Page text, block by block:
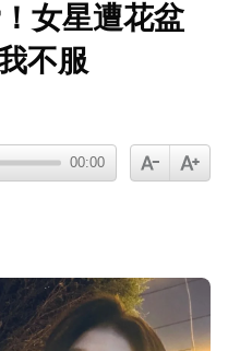
女星遭花盆
不服
00:00